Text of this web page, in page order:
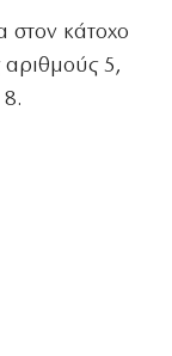
στον κάτοχο
αριθμούς 5,